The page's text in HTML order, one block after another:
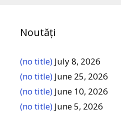
Noutăți
(no title) July 8, 2026
(no title) June 25, 2026
(no title) June 10, 2026
(no title) June 5, 2026